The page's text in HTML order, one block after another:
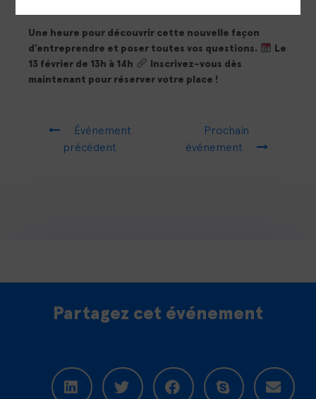
Une heure pour découvrir cette nouvelle façon
d’entreprendre et poser toutes vos questions.
Le
13 février de 13h à 14h
Inscrivez-vous dès
maintenant pour réserver votre place !
Événement
précédent
Prochain
événement
Partagez cet événement